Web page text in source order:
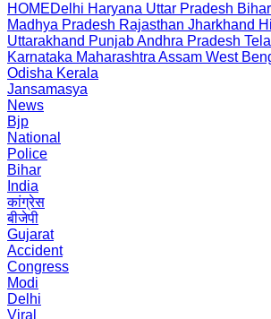
HOMEDelhi Haryana Uttar Pradesh Bihar
Madhya Pradesh Rajasthan Jharkhand
Uttarakhand PunjabAndhra Pradesh
Karnataka Maharashtra Assam West
Odisha Kerala
Jansamasya
News
Bjp
National
Police
Bihar
India
कांग्रेस
बीजेपी
Gujarat
Accident
Congress
Modi
Delhi
Viral